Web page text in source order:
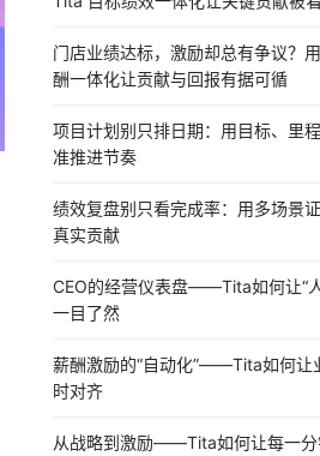
门店业绩达标，激励却总有争议？
酬一体化让贡献与回报有据可循
项目计划别只排日期：用目标、里
准推进节奏
绩效复盘别只看完成率：用多场景
真实贡献
CEO的经营仪表盘——Tita如何让“
一目了然
薪酬激励的“自动化”——Tita如何让
时对齐
从战略到激励——Tita如何让每一分